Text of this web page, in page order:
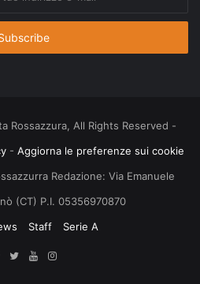
Rossazzura, All Rights Reserved -
- Aggiorna le preferenze sui cookie
Redazione: Via Emanuele
(CT) P.I. 05356970870
Staff Serie A